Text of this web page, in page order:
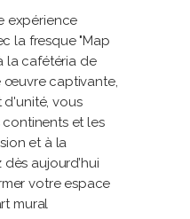
expérience
la fresque "Map
la cafétéria de
œuvre captivante,
d'unité, vous
et les
et à la
aujourd’hui
votre espace
mural